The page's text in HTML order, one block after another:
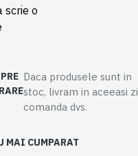
scrie o
Daca produsele sunt in
stoc, livram in aceeasi zi
comanda dvs.
MAI CUMPARAT